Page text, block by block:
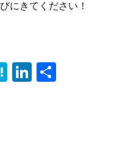
にきてください！
HatenaLinkedIn